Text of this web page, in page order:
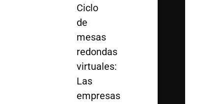
Ciclo
de
mesas
redondas
virtuales:
Las
empresas